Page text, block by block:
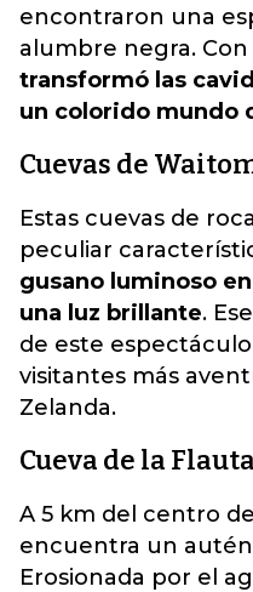
encontraron una
alumbre negra.
transformó las
un colorido mundo
Cuevas de
Estas cuevas de
peculiar
gusano luminoso
una luz brillante.
de este
visitantes más
Zelanda.
Cueva de la
A 5 km del centro
encuentra un
Erosionada por el